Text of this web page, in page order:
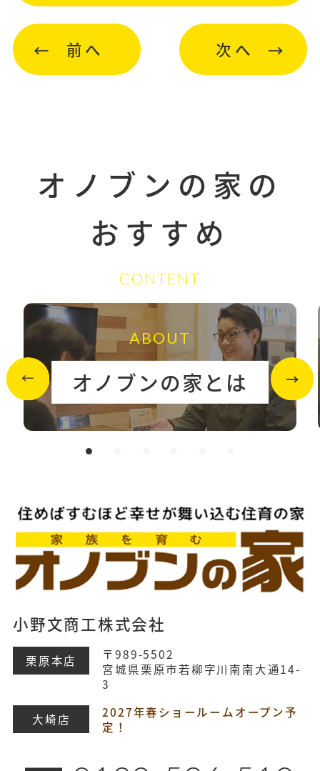
前へ 次へ
オノブンの家の
おすすめ
CONTENT
ABOUT
オノブンの家とは
小野文商工株式会社
栗原本店
〒989-5502
宮城県栗原市若柳字川南南大通14-
3
大崎店
2027年春ショールームオープン予
定！